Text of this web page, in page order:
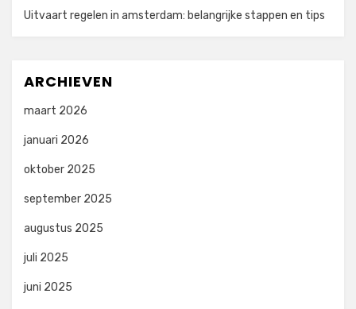
Uitvaart regelen in amsterdam: belangrijke stappen en tips
ARCHIEVEN
maart 2026
januari 2026
oktober 2025
september 2025
augustus 2025
juli 2025
juni 2025